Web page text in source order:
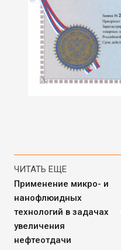
ЧИТАТЬ ЕЩЕ
Применение микро- и
нанофлюидных
технологий в задачах
увеличения
нефтеотдачи